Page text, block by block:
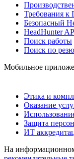
Требования к
Безопасный
HeadHunter
Поиск работы
Поиск по
Мобильное
Этика и
Оказание
Защита
ИТ
На